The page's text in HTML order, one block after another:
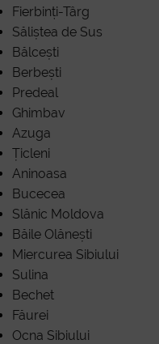
Fierbinți-Târg
Săliștea de Sus
Bălcești
Berbești
Predeal
Ghimbav
Azuga
Țicleni
Aninoasa
Bucecea
Slănic Moldova
Băile Olănești
Miercurea Sibiului
Sulina
Bechet
Făurei
Ocna Sibiului